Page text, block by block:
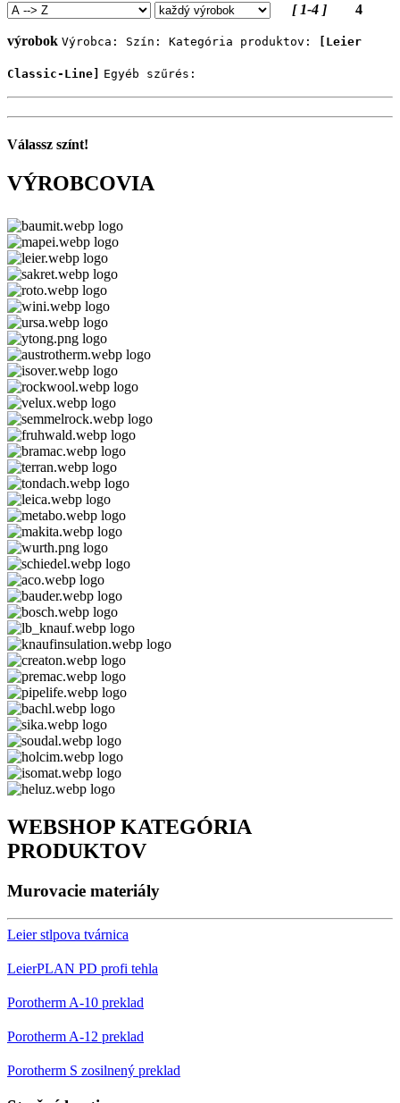
[ 1-4 ] 4
výrobok Výrobca: Szín: Kategória produktov: [Leier
Classic-Line] Egyéb szűrés:
Válassz színt!
VÝROBCOVIA
WEBSHOP KATEGÓRIA
PRODUKTOV
Murovacie materiály
Leier stlpova tvárnica
LeierPLAN PD profi tehla
Porotherm A-10 preklad
Porotherm A-12 preklad
Porotherm S zosilnený preklad